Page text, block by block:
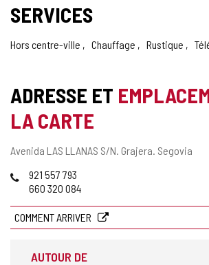
SERVICES
Hors centre-ville Chauffage Rustique
ADRESSE ET
LA CARTE
Adresse
Avenida LAS LLANAS S/N. Grajera. Segovia
Téléphones
921 557 793
660 320 084
COMMENT ARRIVER
AUTOUR DE